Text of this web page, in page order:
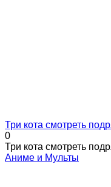
Три кота смотреть
0
Три кота смотреть
Аниме и Мульты